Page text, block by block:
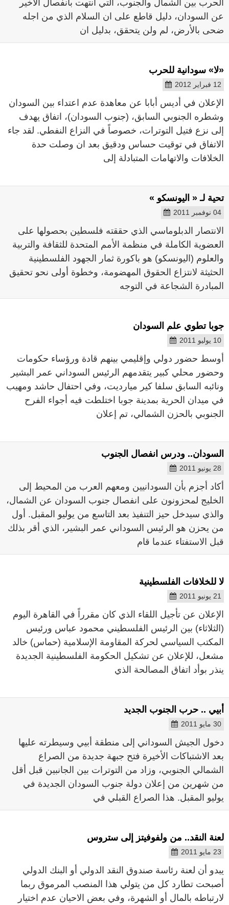
الحرب بين الشمال والجنوب، التي انتهت بانفصال الأخير
عن السودان، دليل قاطع على ان السلام الذي من اجله
ضحى بالأرض، لم ولن يتحقق، بدليل ان
«لا» سودانية للحرب
12 فبراير 2012
الإعلان في أديس أبابا عن معاهدة عدم اعتداء بين السودان
وشطره الجنوبي السابق، (جنوب السودان)، اتفاق يهدف
إلى نزع فتيل التوترات، خصوصاً في النزاع النفطي. لقد جاء
الاتفاق في توقيت حساس ودقيق بعد ان وصلت حدة
الخلافات والاتهامات المتبادلة إلى
تحية لـ « اليونسكو »
04 نوفمبر 2011
الانتصار الدبلوماسي الذي حققته فلسطين بحصولها على
العضوية الكاملة في منظمة الأمم المتحدة للثقافة والتربية
والعلوم (اليونسكو) هو باكورة ثمار الجهود الفلسطينية
الحثيثة لانتزاع الحقوق المهضومة، وخطوة أولى نحو تحقيق
المبادرة الشجاعة في التوجه
جوبا تطوي علم السودان
10 يوليو 2011
أوسط حضور دولي وإقليمي بينهم قادة ورؤساء حكومات
وحضور محلي كبير يتقدمهم الرئيس السوداني عمر البشير
ونائبه السابق سلفا كير ميارديت، وفي احتفال حاشد ومهيب
في ميدان الحرية بمدينة جوبا اختلطت فيه أجواء الفرح
الجنوبي بالحزن الشمالي، تم إعلان
السودان.. ودرس انفصال الجنوب
28 يونيو 2011
أكاد أجزم بأن السودانيين ومعهم العرب من المحيط إلى
الخليج لمحزونون على انفصال جنوب السودان عن الشمال،
والذي سيدخل حيز التنفيذ بعد التاسع من يوليو المقبل. أول
من يحزن هو الرئيس السوداني عمر البشير، الذي أقر بذلك
قبل الاستفتاء عندما قام
لا للخلافات الفلسطينية
21 يونيو 2011
الإعلان عن تأجيل اللقاء الذي كان مقرراً في القاهرة اليوم
(الثلاثاء) بين الرئيس الفلسطيني محمود عباس ورئيس
المكتب السياسي لحركة المقاومة الإسلامية (حماس) خالد
مشعل، للإعلان عن تشكيل الحكومة الفلسطينية الجديدة
ينذر بوأد اتفاق المصالحة الذي
أبيي .. حرب الجنوب الجديد
30 مايو 2011
دخول الجيش السوداني إلى منطقة أبيي وسيطرته عليها
بعد الاشتباكات الأخيرة فتح جبهة جديدة من الصراع
الشمالي الجنوبي، وزاد من التوترات بين الجانبين قبل أقل
من شهرين من إعلان دولة جنوب السودان الجديدة في
يوليو المقبل. هذا الصراع القبلي في
لعنة النقد.. من ولفوفيتز إلى ستروس
23 مايو 2011
يبدو أن لعنة رئاسة صندوق النقد الدولي أو البنك الدولي
أصبحت تطارد كل من يتولي هذا المنصب المرموق ربما
لارتباطه بالمال أو الشهرة، وفي بعض الاحيان عدم اختيار